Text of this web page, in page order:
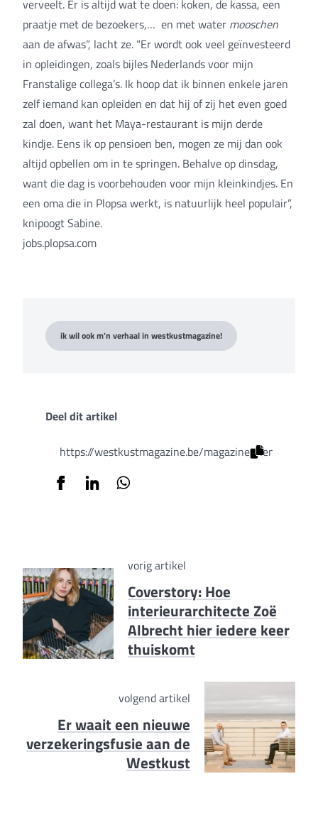
verveelt. Er is altijd wat te doen: koken, de kassa, een
praatje met de bezoekers,… en met water mooschen
aan de afwas”, lacht ze. “Er wordt ook veel geïnvesteerd
in opleidingen, zoals bijles Nederlands voor mijn
Franstalige collega’s. Ik hoop dat ik binnen enkele jaren
zelf iemand kan opleiden en dat hij of zij het even goed
zal doen, want het Maya-restaurant is mijn derde
kindje. Eens ik op pensioen ben, mogen ze mij dan ook
altijd opbellen om in te springen. Behalve op dinsdag,
want die dag is voorbehouden voor mijn kleinkindjes. En
een oma die in Plopsa werkt, is natuurlijk heel populair”,
knipoogt Sabine.
jobs.plopsa.com
ik wil ook m'n verhaal in westkustmagazine!
Deel dit artikel
https://westkustmagazine.be/magazines/lente-
vorig artikel
Coverstory: Hoe
interieurarchitecte Zoë
Albrecht hier iedere keer
thuiskomt
volgend artikel
Er waait een nieuwe
verzekeringsfusie aan de
Westkust